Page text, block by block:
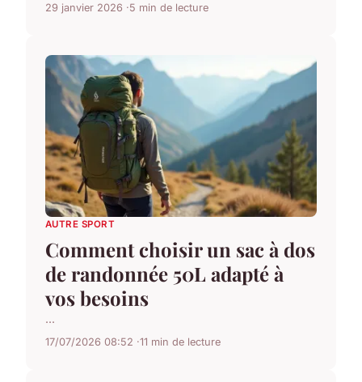
29 janvier 2026 5 min de lecture
AUTRE SPORT
Comment choisir un sac à dos
de randonnée 50L adapté à
vos besoins
...
17/07/2026 08:52 11 min de lecture